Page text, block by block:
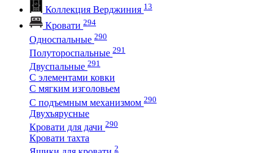
Коллекция Верджиния 13
Кровати 294
Односпальные 290
Полутороспальные 291
Двуспальные 291
С элементами ковки
С мягким изголовьем
С подъемным механизмом 290
Двухъярусные
Кровати для дачи 290
Кровати тахта
2